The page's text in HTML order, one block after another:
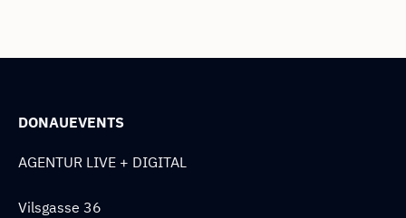
DONAUEVENTS
AGENTUR LIVE + DIGITAL
Vilsgasse 36